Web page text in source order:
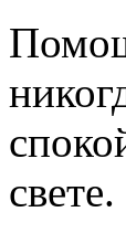
свете.